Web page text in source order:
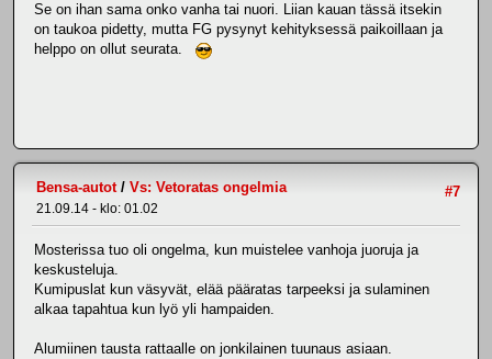
Se on ihan sama onko vanha tai nuori. Liian kauan tässä itsekin
on taukoa pidetty, mutta FG pysynyt kehityksessä paikoillaan ja
helppo on ollut seurata.
#7
Bensa-autot/ Vs: Vetoratas ongelmia
21.09.14 - klo: 01.02
Mosterissa tuo oli ongelma, kun muistelee vanhoja juoruja ja
keskusteluja.
Kumipuslat kun väsyvät, elää pääratas tarpeeksi ja sulaminen
alkaa tapahtua kun lyö yli hampaiden.
Alumiinen tausta rattaalle on jonkilainen tuunaus asiaan.